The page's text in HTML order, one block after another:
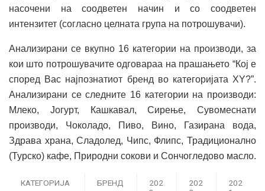
насочени на соодветен начин и со соодветен
интензитет (согласно целната група на потрошувачи).
Анализирани се вкупно 16 категории на производи, за
кои што потрошувачите одговараа на прашањето “Кој е
според Вас најпознатиот бренд во категоријата XY?”.
Анализирани се следните 16 категории на производи:
Млеко, Јогурт, Кашкавал, Сирење, Сувомеснати
производи, Чоколадо, Пиво, Вино, Газирана вода,
Здрава храна, Сладолед, Чипс, Флипс, Традиционално
(Турско) кафе, Природни сокови и Сончогледово масло.
КАТЕГОРИЈА БРЕНД
202
202
202